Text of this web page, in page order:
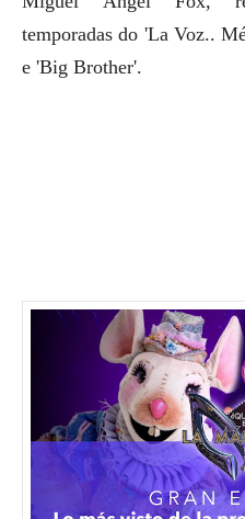
temporadas do 'La Voz..
e 'Big Brother'.